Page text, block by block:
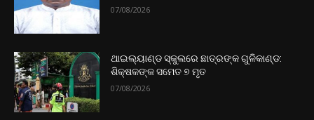
07/08/2026
ଥାଇଲ୍ୟାଣ୍ଡ ସ୍କୁଲରେ ଛାତ୍ରଙ୍କ ଗୁଳିକାଣ୍ଡ:
ଶିକ୍ଷକଙ୍କ ସମେତ ୭ ମୃତ
07/08/2026